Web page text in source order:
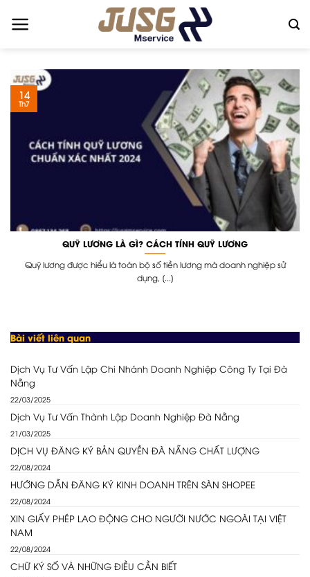
QUỸ LƯƠNG LÀ GÌ? CÁCH TÍNH QUỸ LƯƠNG
Quỹ lương được hiểu là toàn bộ số tiền lương mà doanh nghiệp sử
dụng, [...]
14
Th7
Bài viết liên quan
Dịch Vụ Tư Vấn Lập Chi Nhánh Doanh Nghiệp Công Ty Tại Đà
Nẵng
22/03/2025
Dịch Vụ Tư Vấn Thành Lập Doanh Nghiệp Đà Nẵng
21/03/2025
DỊCH VỤ ĐĂNG KÝ BẢN QUYỀN ĐÀ NẴNG CHẤT LƯỢNG
22/08/2024
HƯỚNG DẪN ĐĂNG KÝ KINH DOANH TRÊN SÀN SHOPEE
22/08/2024
XIN GIẤY PHÉP LAO ĐỘNG CHO NGƯỜI NƯỚC NGOÀI TẠI VIỆT
NAM
22/08/2024
CHỮ KÝ SỐ VÀ NHỮNG ĐIỀU CẦN BIẾT